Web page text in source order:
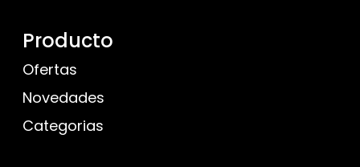
Producto
Ofertas
Novedades
Categorias